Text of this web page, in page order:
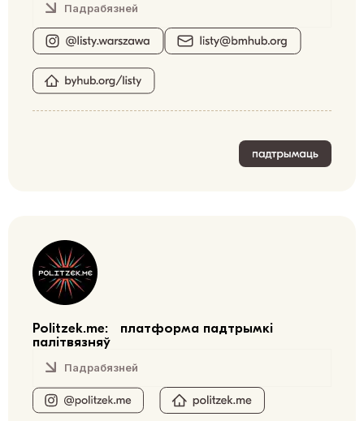
Падрабязней
Politzek.me: платформа падтрымкі
палітвязняў
Падрабязней